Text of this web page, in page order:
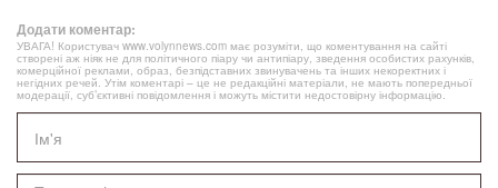
Додати коментар:
УВАГА! Користувач www.volynnews.com має розуміти, що коментування на сайті
створені аж ніяк не для політичного піару чи антипіару, зведення особистих рахунків,
комерційної реклами, образ, безпідставних звинувачень та інших некоректних і
негідних речей. Утім коментарі – це не редакційні матеріали, не мають попередньої
модерації, суб’єктивні повідомлення і можуть містити недостовірну інформацію.